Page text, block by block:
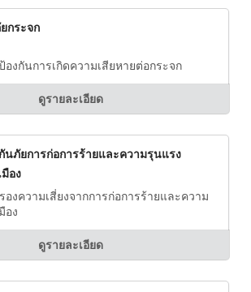
กระจก
งกันการเกิดความเสียหายต่อกระจก
ดูรายละเอียด
นภัยการก่อการร้ายและความรุนแรง
อง
งความเสี่ยงจากการก่อการร้ายและความ
อง
ดูรายละเอียด